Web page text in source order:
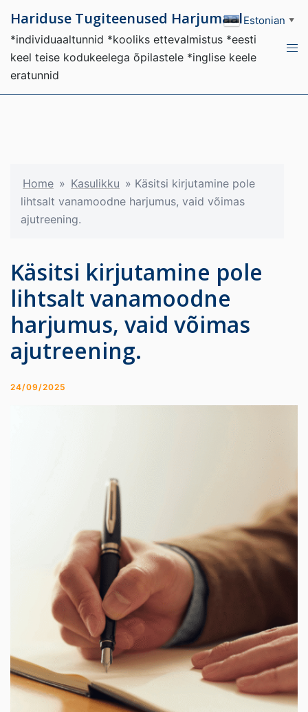
Hariduse Tugiteenused Harjumaal
*individuaaltunnid *kooliks ettevalmistus *eesti
keel teise kodukeelega õpilastele *inglise keele
eratunnid
Home » Kasulikku » Käsitsi kirjutamine pole
lihtsalt vanamoodne harjumus, vaid võimas
ajutreening.
Käsitsi kirjutamine pole
lihtsalt vanamoodne
harjumus, vaid võimas
ajutreening.
24/09/2025
Estonian ▼